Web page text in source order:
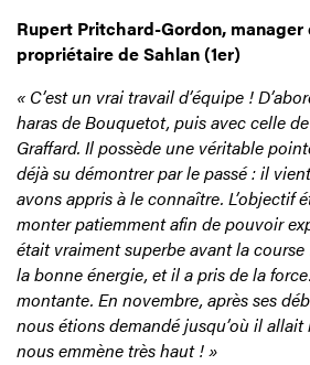
Rupert Pritchard-Gordon, manager
propriétaire de Sahlan (1er)
« C’est un vrai travail d’équipe !
haras de Bouquetot, puis avec celle
Graffard. Il possède une véritable
déjà su démontrer par le passé : il
avons appris à le connaître. L’objectif
monter patiemment afin de pouvoir
était vraiment superbe avant la
la bonne énergie, et il a pris de la
montante. En novembre, après ses
nous étions demandé jusqu’où il
nous emmène très haut ! »